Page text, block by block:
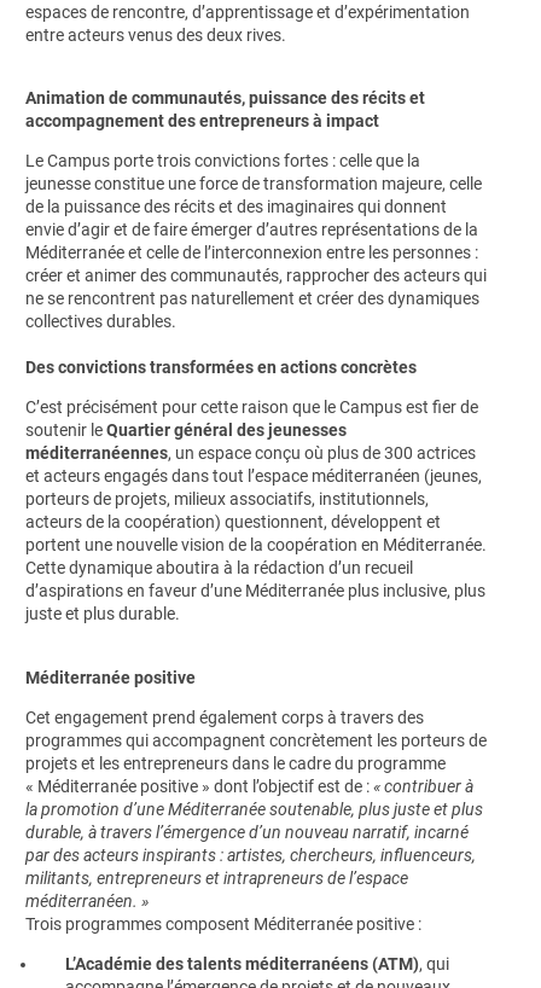
espaces de rencontre, d’apprentissage et d’expérimentation
entre acteurs venus des deux rives.
Animation de communautés, puissance des récits et
accompagnement des entrepreneurs à impact
Le Campus porte trois convictions fortes : celle que la
jeunesse constitue une force de transformation majeure, celle
de la puissance des récits et des imaginaires qui donnent
envie d’agir et de faire émerger d’autres représentations de la
Méditerranée et celle de l’interconnexion entre les personnes :
créer et animer des communautés, rapprocher des acteurs qui
ne se rencontrent pas naturellement et créer des dynamiques
collectives durables.
Des convictions transformées en actions concrètes
C’est précisément pour cette raison que le Campus est fier de
soutenir leQuartier général des jeunesses
méditerranéennes, un espace conçu où plus de 300 actrices
et acteurs engagés dans tout l’espace méditerranéen (jeunes,
porteurs de projets, milieux associatifs, institutionnels,
acteurs de la coopération) questionnent, développent et
portent une nouvelle vision de la coopération en Méditerranée.
Cette dynamique aboutira à la rédaction d’un recueil
d’aspirations en faveur d’une Méditerranée plus inclusive, plus
juste et plus durable.
Méditerranée positive
Cet engagement prend également corps à travers des
programmes qui accompagnent concrètement les porteurs de
projets et les entrepreneurs dans le cadre du programme
« Méditerranée positive » dont l’objectif est de :« contribuer à
la promotion d’une Méditerranée soutenable, plus juste et plus
durable, à travers l’émergence d’un nouveau narratif, incarné
par des acteurs inspirants : artistes, chercheurs, influenceurs,
militants, entrepreneurs et intrapreneurs de l’espace
méditerranéen. »
Trois programmes composent Méditerranée positive :
L’Académie des talents méditerranéens (ATM), qui